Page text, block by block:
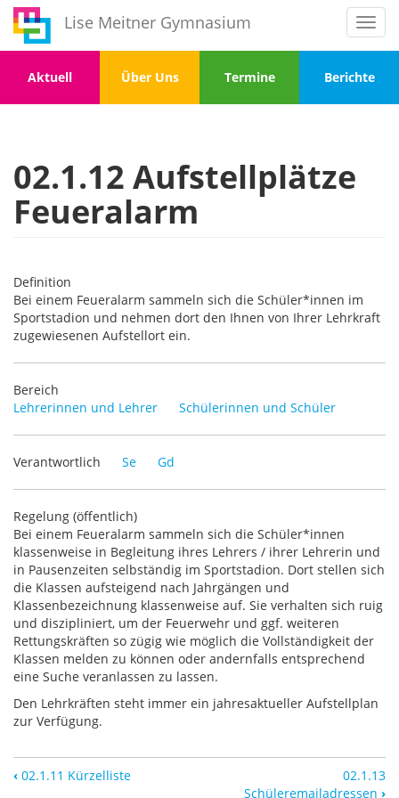
Direkt
zum
Inhalt
Lise Meitner Gymnasium
Menu
1
Aktuell
Menu
2
Über Uns
Menu
3
Termine
Menu
4
Berichte
02.1.12 Aufstellplätze
Feueralarm
Definition
Bei einem Feueralarm sammeln sich die Schüler*innen im
Sportstadion und nehmen dort den Ihnen von Ihrer Lehrkraft
zugewiesenen Aufstellort ein.
Bereich
Lehrerinnen und Lehrer
Schülerinnen und Schüler
Verantwortlich Se Gd
Regelung (öffentlich)
Bei einem Feueralarm sammeln sich die Schüler*innen
klassenweise in Begleitung ihres Lehrers / ihrer Lehrerin und
in Pausenzeiten selbständig im Sportstadion. Dort stellen sich
die Klassen aufsteigend nach Jahrgängen und
Klassenbezeichnung klassenweise auf. Sie verhalten sich ruig
und diszipliniert, um der Feuerwehr und ggf. weiteren
Rettungskräften so zügig wie möglich die Vollständigkeit der
Klassen melden zu können oder andernfalls entsprechend
eine Suche veranlassen zu lassen.
Den Lehrkräften steht immer ein jahresaktueller Aufstellplan
zur Verfügung.
‹ 02.1.11 Kürzelliste
02.1.13
Schüleremailadressen ›